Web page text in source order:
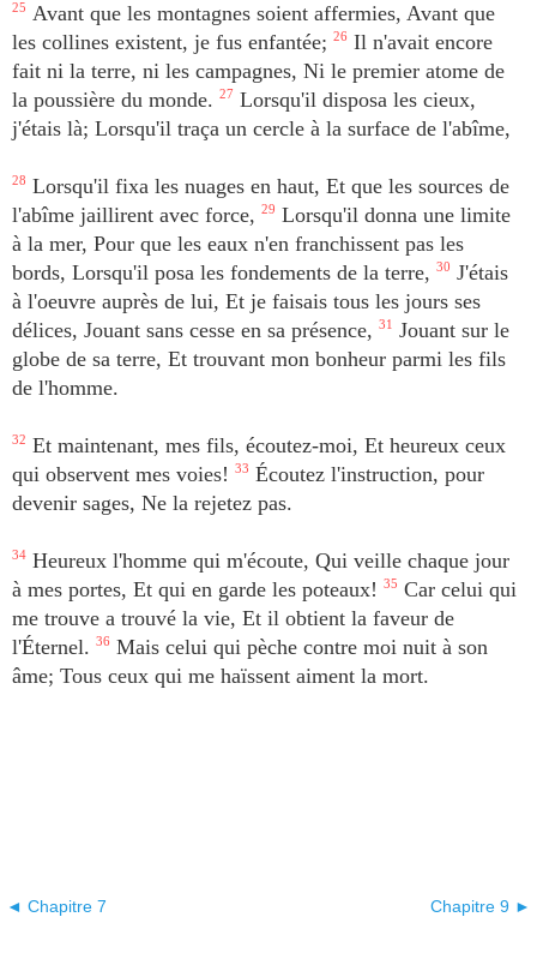
25 Avant que les montagnes soient affermies, Avant que
les collines existent, je fus enfantée; 26 Il n'avait encore
fait ni la terre, ni les campagnes, Ni le premier atome de
la poussière du monde. 27 Lorsqu'il disposa les cieux,
j'étais là; Lorsqu'il traça un cercle à la surface de l'abîme,
28 Lorsqu'il fixa les nuages en haut, Et que les sources de
l'abîme jaillirent avec force, 29 Lorsqu'il donna une limite
à la mer, Pour que les eaux n'en franchissent pas les
bords, Lorsqu'il posa les fondements de la terre, 30 J'étais
à l'oeuvre auprès de lui, Et je faisais tous les jours ses
délices, Jouant sans cesse en sa présence, 31
Jouant sur le
globe de sa terre, Et trouvant mon bonheur parmi les fils
de l'homme.
32 Et maintenant, mes fils, écoutez-moi, Et heureux ceux
qui observent mes voies!
33 Écoutez l'instruction, pour
devenir sages, Ne la rejetez pas.
34 Heureux l'homme qui m'écoute, Qui veille chaque jour
à mes portes, Et qui en garde les poteaux!
35 Car celui qui
me trouve a trouvé la vie, Et il obtient la faveur de
l'Éternel. 36 Mais celui qui pèche contre moi nuit à son
âme; Tous ceux qui me haïssent aiment la mort.
◄ Chapitre 7 Chapitre 9 ►